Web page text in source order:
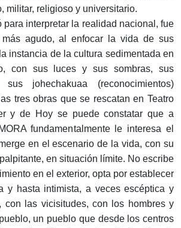
militar, religioso y universitario.
para interpretar la realidad nacional, fue
agudo, al enfocar la vida de sus
instancia de la cultura sedimentada en
con sus luces y sus sombras, sus
johechakuaa (reconocimientos)
tres obras que se rescatan en Teatro
y de Hoy se puede constatar que a
fundamentalmente le interesa el
en el escenario de la vida, con su
en situación límite. No escribe
en el exterior, opta por establecer
y hasta intimista, a veces escéptica y
con las vicisitudes, con los hombres y
un pueblo que desde los centros